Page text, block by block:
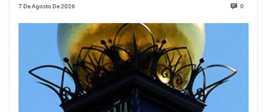
7 De Agosto De 2026 0